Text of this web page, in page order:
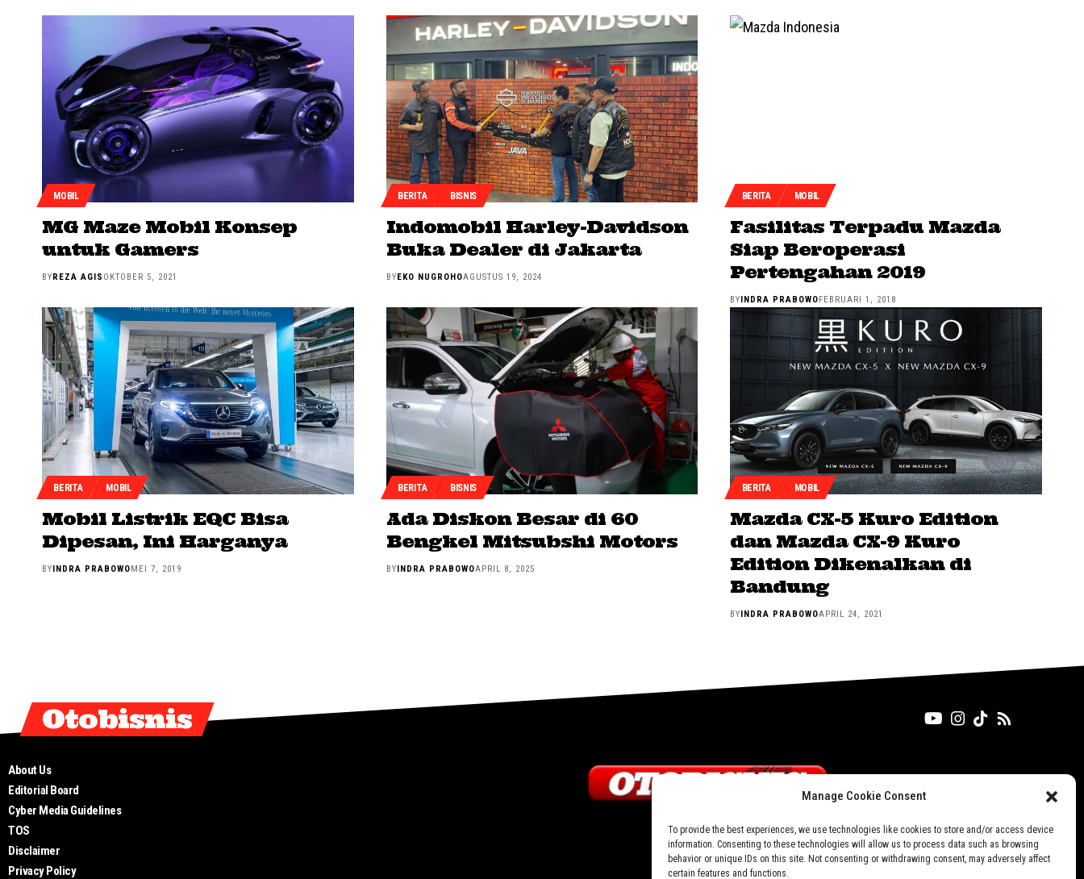
Manage Cookie Consent
To provide the best experiences, we use technologies like cookies to store and/or access device
information. Consenting to these technologies will allow us to process data such as browsing
behavior or unique IDs on this site. Not consenting or withdrawing consent, may adversely affect
certain features and functions.
MOBIL
MG Maze Mobil Konsep
untuk Gamers
BY REZA AGIS OKTOBER 5, 2021
BERITA BISNIS
Indomobil Harley-Davidson
Buka Dealer di Jakarta
BY EKO NUGROHOAGUSTUS 19, 2024
BERITA MOBIL
Fasilitas Terpadu Mazda
Siap Beroperasi
Pertengahan 2019
BY INDRA PRABOWO FEBRUARI 1, 2018
BERITA MOBIL
Mobil Listrik EQC Bisa
Dipesan, Ini Harganya
BY INDRA PRABOWO MEI 7, 2019
BERITA BISNIS
Ada Diskon Besar di 60
Bengkel Mitsubshi Motors
BY INDRA PRABOWOAPRIL 8, 2025
BERITA MOBIL
Mazda CX-5 Kuro Edition
dan Mazda CX-9 Kuro
Edition Dikenalkan di
Bandung
BY INDRA PRABOWOAPRIL 24, 2021
Otobisnis
About Us
Editorial Board
Cyber Media Guidelines
TOS
Disclaimer
Privacy Policy